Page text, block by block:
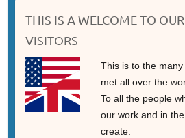
THIS IS A WELCOME TO
VISITORS
This is to the
met all over the
To all the people
our work and in
create.